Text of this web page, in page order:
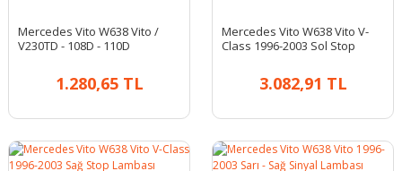
Mercedes Vito W638 Vito /
V230TD - 108D - 110D
1.280,65 TL
Mercedes Vito W638 Vito V-
Class 1996-2003 Sol Stop
3.082,91 TL